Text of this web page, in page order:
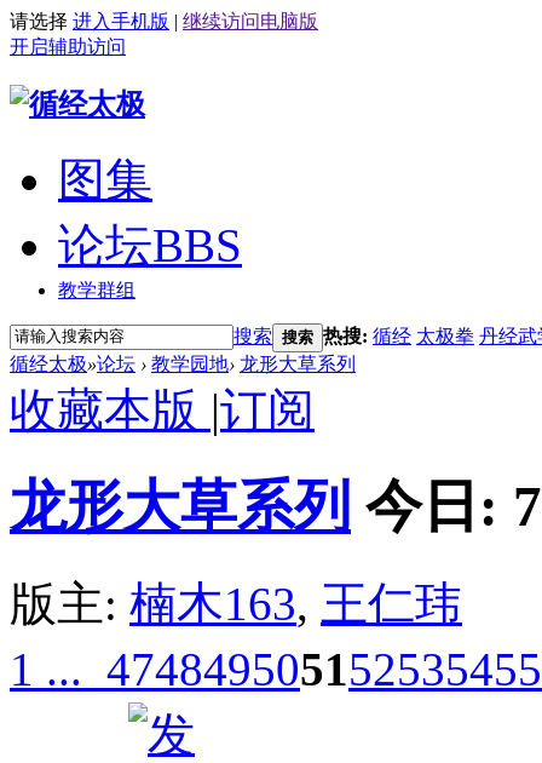
请选择 进入手机版 | 继续访问电脑版
开启辅助访问
图集
论坛BBS
教学群组
搜索 搜索 热搜: 循经 太极拳 丹经武
循经太极»论坛 › 教学园地› 龙形大草系列
收藏本版 |订阅
龙形大草系列 今日:
版主: 楠木163, 王仁玮
1 ... 474849505152535455